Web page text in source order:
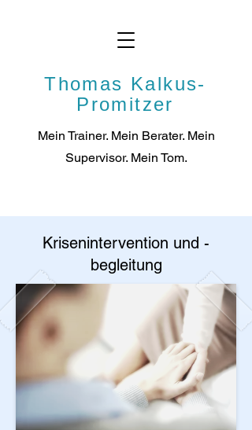
Thomas Kalkus-
Promitzer
Mein Trainer. Mein Berater. Mein
Supervisor. Mein Tom.
Krisenintervention und -
begleitung